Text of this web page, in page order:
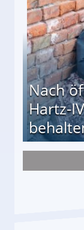
Nach
Hartz-
darf Geld